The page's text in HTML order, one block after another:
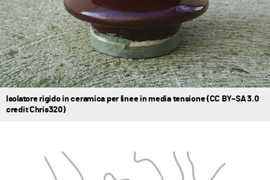
Isolatore rigido in ceramica per linee in media tensione (CC BY–SA 3.0
credit Chris320)